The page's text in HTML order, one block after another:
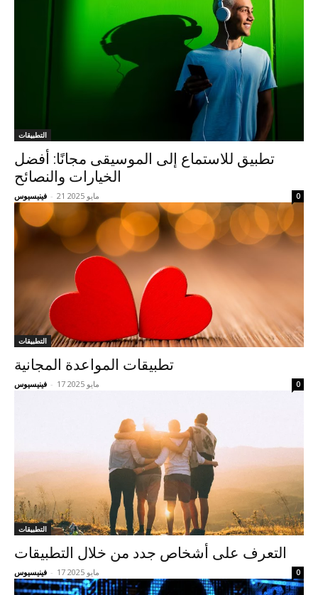
التطبيقات
تطبيق للاستماع إلى الموسيقى مجانًا: أفضل
الخيارات والنصائح
فينيسيوس - 21 مايو 2025 0
التطبيقات
تطبيقات المواعدة المجانية
فينيسيوس - 17 مايو 2025 0
التطبيقات
التعرف على أشخاص جدد من خلال التطبيقات
فينيسيوس - 17 مايو 2025 0